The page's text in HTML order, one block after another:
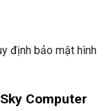
định bảo mật hình
Computer